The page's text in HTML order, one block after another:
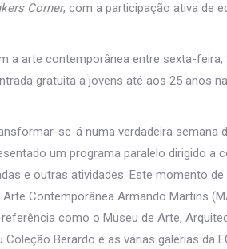
Corner, com a participação ativa de
a arte contemporânea entre sexta-feira,
gratuita a jovens até aos 25 anos
se-á numa verdadeira semana
um programa paralelo dirigido a
e outras atividades. Este momento
Contemporânea Armando Martins
como o Museu de Arte,
Berardo e as várias galerias da